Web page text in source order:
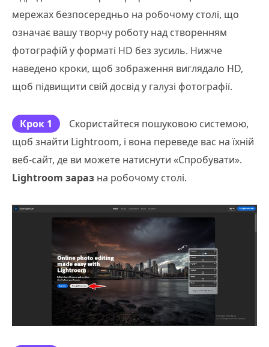
мережах безпосередньо на робочому столі, що
означає вашу творчу роботу над створенням
фотографій у форматі HD без зусиль. Нижче
наведено кроки, щоб зображення виглядало HD,
щоб підвищити свій досвід у галузі фотографії.
Крок 1
Скористайтеся пошуковою системою,
щоб знайти Lightroom, і вона переведе вас на їхній
веб-сайт, де ви можете натиснути «Спробувати».
Lightroom зараз на робочому столі.